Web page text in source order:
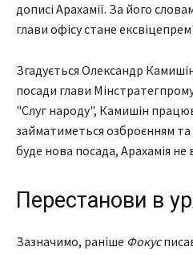
дописі Арахамії. За його
глави офісу стане
Згадується Олександр
посади глави
"Слуг народу", Камишін
займатиметься озброєнням
буде нова посада, Арахамія не
Перестанови в
Зазначимо, раніше Фокус